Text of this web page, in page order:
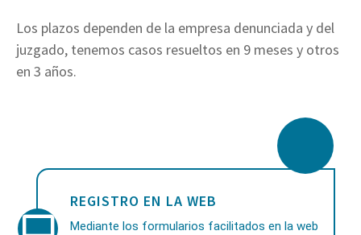
Los plazos dependen de la empresa denunciada y del
juzgado, tenemos casos resueltos en 9 meses y otros
en 3 años.
REGISTRO EN LA WEB
Mediante los formularios facilitados en la web